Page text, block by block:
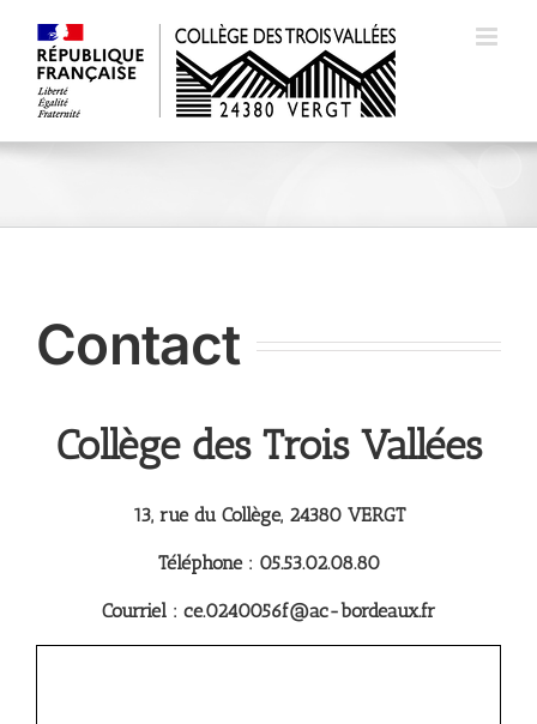
contenu
Contact
Collège des Trois Vallées
13, rue du Collège, 24380 VERGT
Téléphone : 05.53.02.08.80
Courriel : ce.0240056f@ac-bordeaux.fr